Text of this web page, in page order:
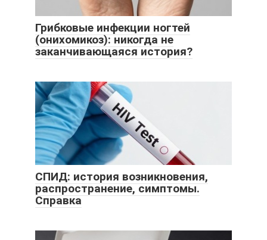
Грибковые инфекции ногтей
(онихомикоз): никогда не
заканчивающаяся история?
СПИД: история возникновения,
распространение, симптомы.
Справка